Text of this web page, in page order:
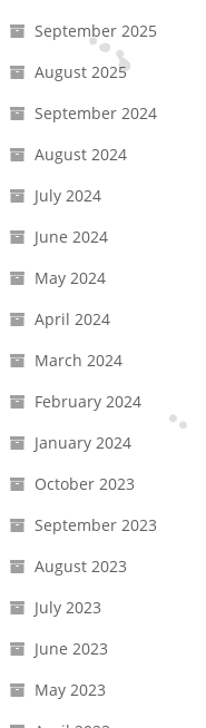
September 2025
August 2025
September 2024
August 2024
July 2024
June 2024
May 2024
April 2024
March 2024
February 2024
January 2024
October 2023
September 2023
August 2023
July 2023
June 2023
May 2023